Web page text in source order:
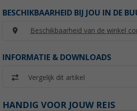
BESCHIKBAARHEID BIJ JOU IN DE
Beschikbaarheid van de winkel
INFORMATIE & DOWNLOADS
Vergelijk dit artikel
HANDIG VOOR JOUW REIS